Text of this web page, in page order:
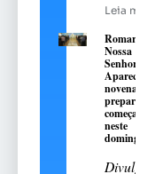
Leia mais
Romaria de
Nossa
Senhora
Aparecida:
novena
preparatória
começa
neste
domingo, 9
Divulgado